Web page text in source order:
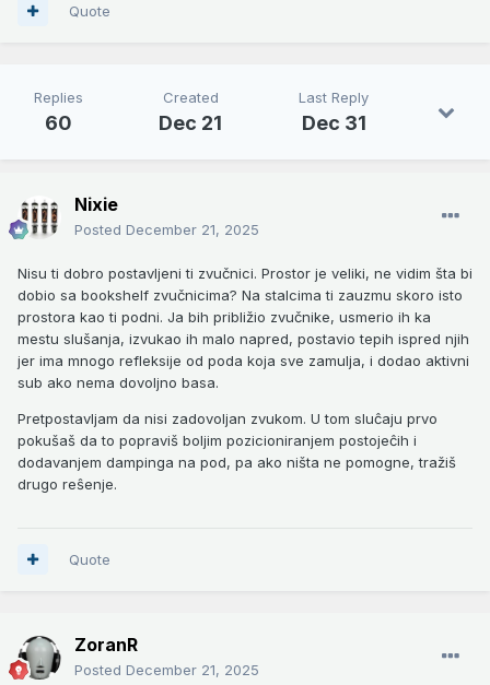
Quote
Replies
60
Created
Dec 21
Last Reply
Dec 31
Nixie
Posted December 21, 2025
Nisu ti dobro postavljeni ti zvučnici. Prostor je veliki, ne vidim šta bi
dobio sa bookshelf zvučnicima? Na stalcima ti zauzmu skoro isto
prostora kao ti podni. Ja bih približio zvučnike, usmerio ih ka
mestu slušanja, izvukao ih malo napred, postavio tepih ispred njih
jer ima mnogo refleksije od poda koja sve zamulja, i dodao aktivni
sub ako nema dovoljno basa.
Pretpostavljam da nisi zadovoljan zvukom. U tom sluĉaju prvo
pokušaš da to popraviš boljim pozicioniranjem postojeĉih i
dodavanjem dampinga na pod, pa ako ništa ne pomogne, tražiš
drugo reŝenje.
Quote
ZoranR
Posted December 21, 2025